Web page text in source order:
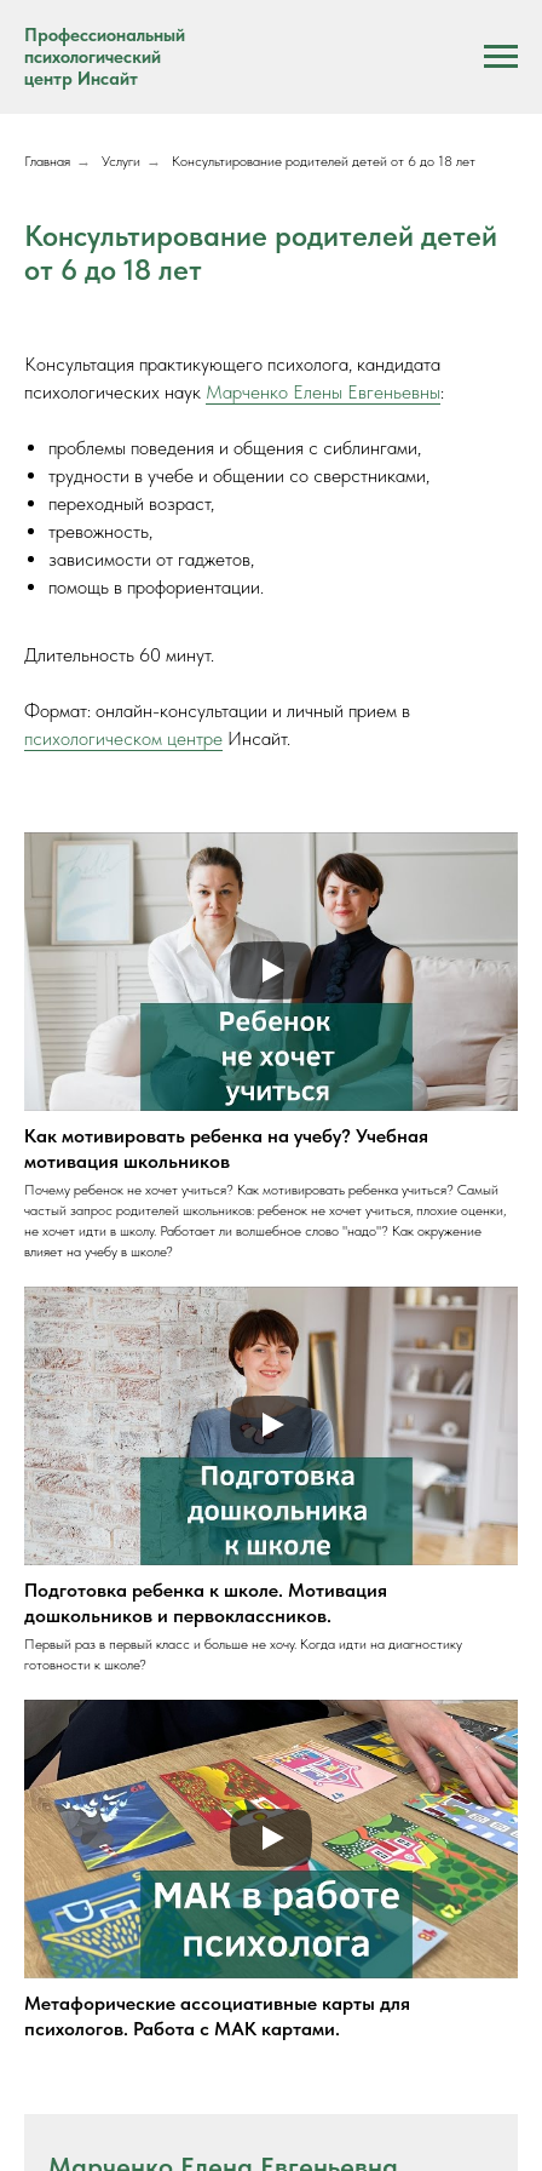
Профессиональный
психологический
центр Инсайт
Главная → Услуги → Консультирование родителей детей от 6 до 18 лет
Консультирование родителей детей
от 6 до 18 лет
Консультация практикующего психолога, кандидата
психологических наук Марченко Елены Евгеньевны:
проблемы поведения и общения с сиблингами,
трудности в учебе и общении со сверстниками,
переходный возраст,
тревожность,
зависимости от гаджетов,
помощь в профориентации.
Длительность 60 минут.
Формат: онлайн-консультации и личный прием в
психологическом центре Инсайт.
Как мотивировать ребенка на учебу? Учебная
мотивация школьников
Почему ребенок не хочет учиться? Как мотивировать ребенка учиться? Самый
частый запрос родителей школьников: ребенок не хочет учиться, плохие оценки,
не хочет идти в школу. Работает ли волшебное слово "надо"? Как окружение
влияет на учебу в школе?
Подготовка ребенка к школе. Мотивация
дошкольников и первоклассников.
Первый раз в первый класс и больше не хочу. Когда идти на диагностику
готовности к школе?
Метафорические ассоциативные карты для
психологов. Работа с МАК картами.